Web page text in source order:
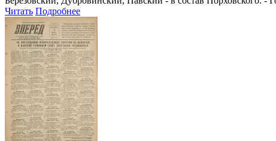
Читать Подробнее